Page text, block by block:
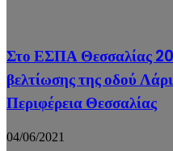
Στο ΕΣΠΑ Θεσσαλίας
βελτίωσης της οδού
Περιφέρεια Θεσσαλίας
04/06/2021